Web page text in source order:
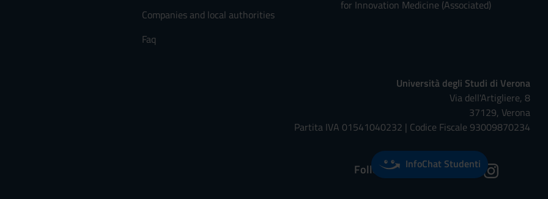
Companies and local authorities
Faq
for Innovation Medicine (Associated)
Università degli Studi di Verona
Via dell'Artigliere, 8
37129, Verona
Partita IVA 01541040232 | Codice Fiscale 93009870234
Follow us on:InfoChat Studenti